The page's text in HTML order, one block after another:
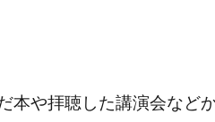
本や拝聴した講演会など